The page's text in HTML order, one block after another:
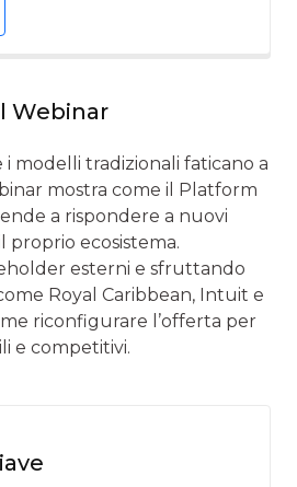
Webinar
i modelli tradizionali faticano a
mostra come il Platform
a rispondere a nuovi
proprio ecosistema.
esterni e sfruttando
Royal Caribbean, Intuit e
riconfigurare l’offerta per
e competitivi.